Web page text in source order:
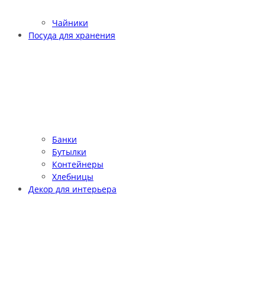
Чайники
Посуда для хранения
Банки
Бутылки
Контейнеры
Хлебницы
Декор для интерьера